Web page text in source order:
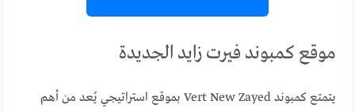
موقع كمبوند فيرت زايد الجديدة
يتمتع كمبوند Vert New Zayed بموقع استراتيجي يُعد من أهم